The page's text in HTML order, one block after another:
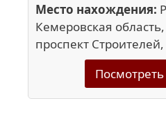
Место нахождения:
Кемеровская
проспект Строителей,